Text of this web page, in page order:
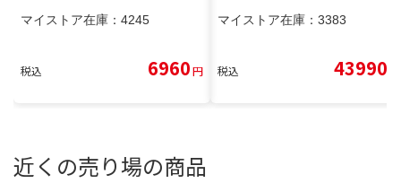
マイストア在庫： 4245
税込 6960円
マイストア在庫： 3383
税込 43990
近くの売り場の商品